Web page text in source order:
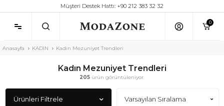
Müşteri Destek Hattı: +90 212 383 32 32
0
Anasayfa KADIN Kadın Mezuniyet Trendleri
Kadın Mezuniyet Trendleri
205 ürün görüntüleniyor.
Ürünleri Filtrele